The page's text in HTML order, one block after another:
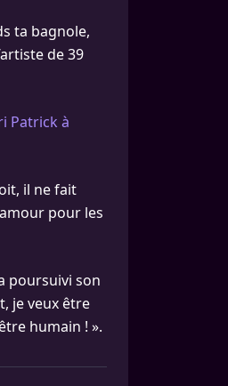
ta bagnole,
de 39
Patrick à
il ne fait
pour les
poursuivi son
je veux être
humain ! ».